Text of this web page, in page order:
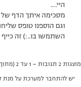
היי….
מסכימה איתך הדף
וגם הוספנו טופס
השתמשו בו..:) זה כייף
מוצגות 2 תגובות – 1 עד 2 (מתוך 2 סה״כ)
יש להתחבר למערכת על מנת